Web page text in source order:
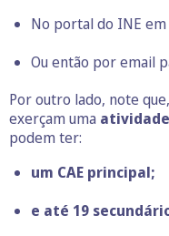
No portal do INE em
Ou então por email
Por outro lado, note
exerçam uma
podem ter:
um CAE principal;
e até 19